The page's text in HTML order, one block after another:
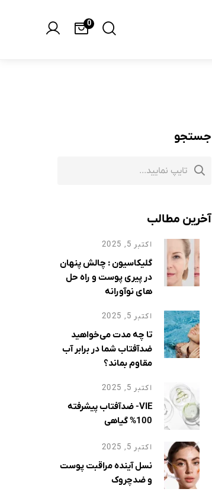
0
جستجو
آخرین مطالب
اکتبر 5, 2025
گلیکاسیون : چالش پنهان
در پیری پوست و راه حل
های نوآورانه
اکتبر 5, 2025
تا چه مدت می‌خواهید
ضدآفتاب شما در برابر آب
مقاوم بماند؟
اکتبر 5, 2025
VIE- ضدآفتاب پیشرفته
100% گیاهی
اکتبر 5, 2025
نسل آینده مراقبت پوست
و ضدچروک